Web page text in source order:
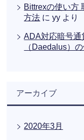
Bittrexの使い方
方法 にyy より
ADA対応暗号通
（Daedalus）
アーカイブ
2020年3月